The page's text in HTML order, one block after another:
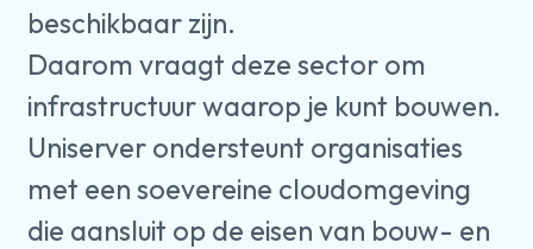
beschikbaar zijn.
Daarom vraagt deze sector om
infrastructuur waarop je kunt bouwen.
Uniserver ondersteunt organisaties
met een soevereine cloudomgeving
die aansluit op de eisen van bouw- en